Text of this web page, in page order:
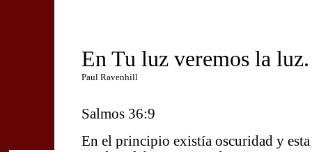
En Tu luz veremos la luz.
Paul Ravenhill
Salmos 36:9
En el principio existía oscuridad y